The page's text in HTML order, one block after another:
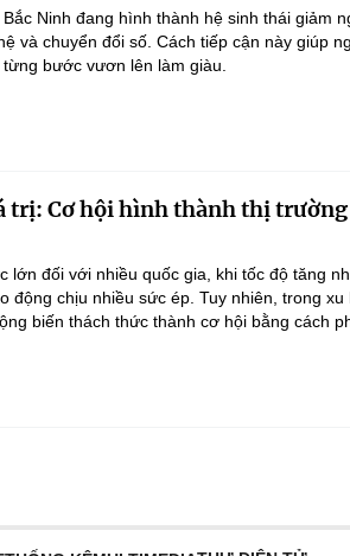
Ninh đang hình thành hệ sinh thái giảm
và chuyển đổi số. Cách tiếp cận này giúp
bước vươn lên làm giàu.
trị: Cơ hội hình thành thị
lớn đối với nhiều quốc gia, khi tốc độ tăng
động chịu nhiều sức ép. Tuy nhiên, trong
biến thách thức thành cơ hội bằng cách